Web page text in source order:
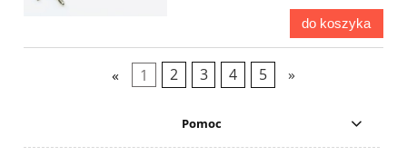
do koszyka
« 1 2 3 4 5 »
Pomoc